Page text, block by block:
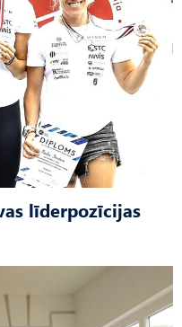
līderpozīcijas